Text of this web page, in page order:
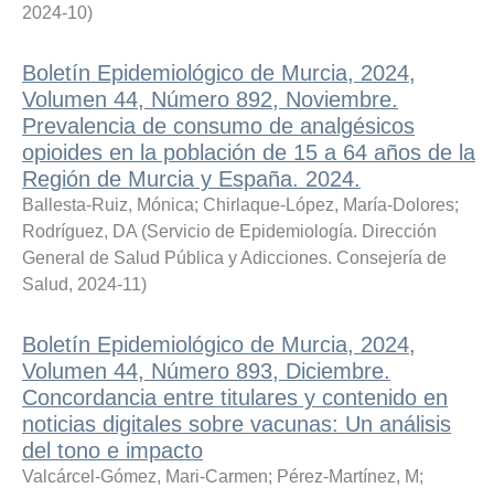
2024-10)
Boletín Epidemiológico de Murcia, 2024,
Volumen 44, Número 892, Noviembre.
Prevalencia de consumo de analgésicos
opioides en la población de 15 a 64 años de la
Región de Murcia y España. 2024.
Ballesta-Ruiz, Mónica; Chirlaque-López, María-Dolores;
Rodríguez, DA (Servicio de Epidemiología. Dirección
General de Salud Pública y Adicciones. Consejería de
Salud, 2024-11)
Boletín Epidemiológico de Murcia, 2024,
Volumen 44, Número 893, Diciembre.
Concordancia entre titulares y contenido en
noticias digitales sobre vacunas: Un análisis
del tono e impacto
Valcárcel-Gómez, Mari-Carmen; Pérez-Martínez, M;